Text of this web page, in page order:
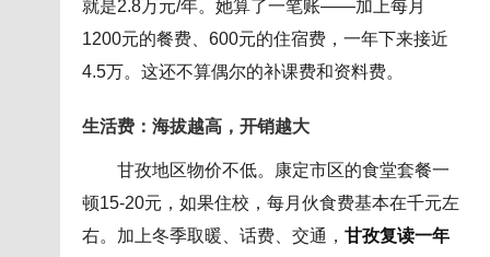
就是2.8万元/年。她算了一笔账——加上每月
1200元的餐费、600元的住宿费，一年下来接近
4.5万。这还不算偶尔的补课费和资料费。
生活费：海拔越高，开销越大
甘孜地区物价不低。康定市区的食堂套餐一
顿15-20元，如果住校，每月伙食费基本在千元左
右。加上冬季取暖、话费、交通， 甘孜复读一年